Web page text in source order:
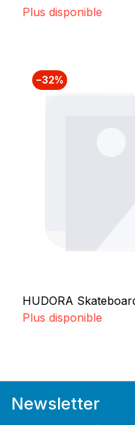
Plus disponible
−32%
HUDORA
Plus disponible
Newsletter